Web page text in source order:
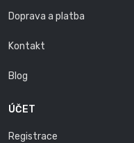
Doprava a platba
Kontakt
Blog
ÚČET
Registrace